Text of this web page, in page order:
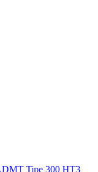
Tipe 300 HT3